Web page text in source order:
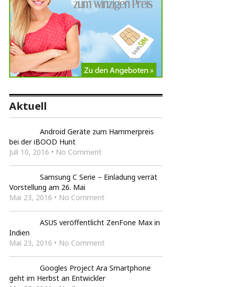
Aktuell
Android Geräte zum Hammerpreis
bei der iBOOD Hunt
Juli 10, 2016 • No Comment
Samsung C Serie – Einladung verrät
Vorstellung am 26. Mai
Mai 23, 2016 • No Comment
ASUS veröffentlicht ZenFone Max in
Indien
Mai 23, 2016 • No Comment
Googles Project Ara Smartphone
geht im Herbst an Entwickler